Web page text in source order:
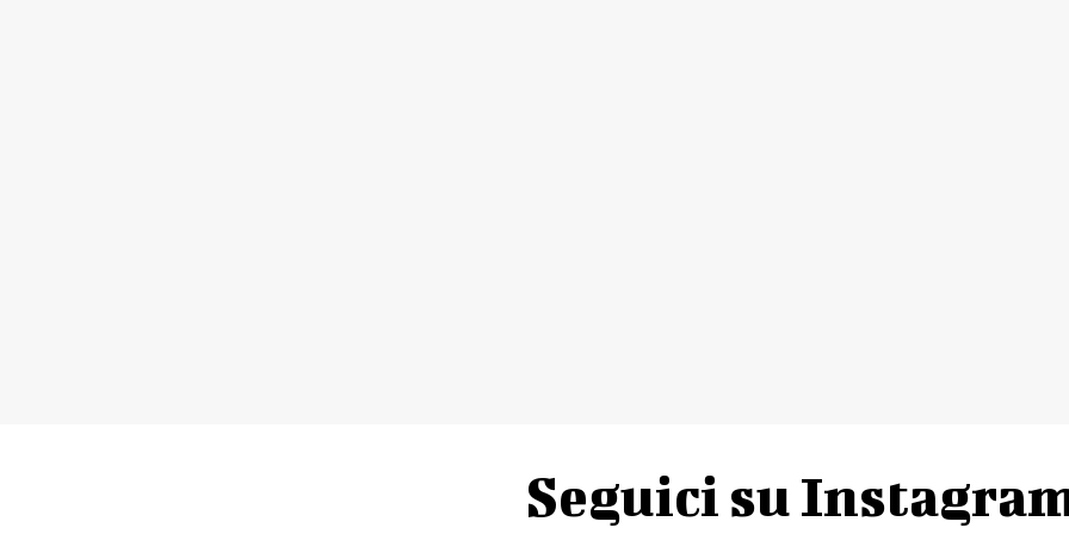
Seguici su